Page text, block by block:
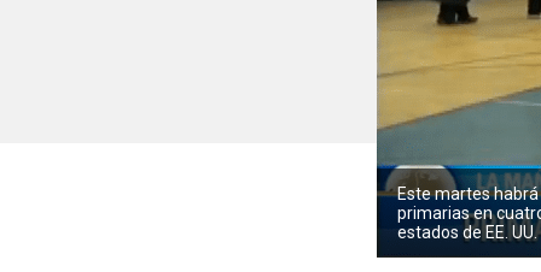
Este martes habrá
primarias en
estados de EE. UU.